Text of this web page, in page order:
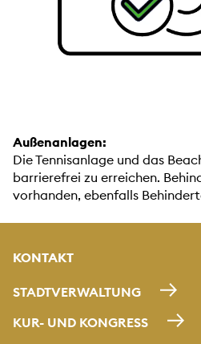
Außenanlagen:
Die Tennisanlage und das
barrierefrei zu erreichen.
vorhanden, ebenfalls
KONTAKT
STADTVERWALTUNG
KUR- UND KONGRESS